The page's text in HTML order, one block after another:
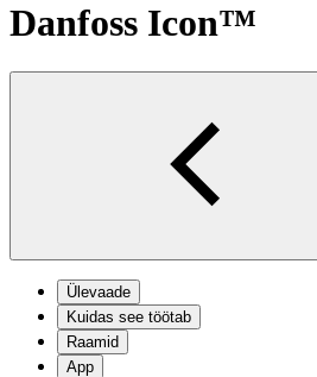
Danfoss Icon™
Ülevaade
Kuidas see töötab
Raamid
App